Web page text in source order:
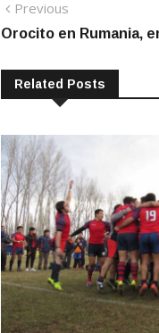
Navegación
de
entradas
Previous
post:
Orocito en Rumania,
Related Posts